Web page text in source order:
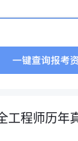
工程师历年